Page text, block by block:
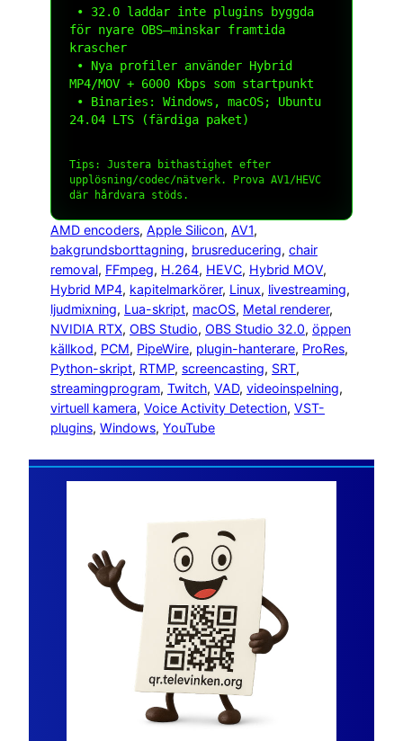
för nyare OBS—minskar framtida
krascher
MP4/MOV + 6000 Kbps som startpunkt
24.04 LTS (färdiga paket)
Tips: Justera bithastighet efter
upplösning/codec/nätverk. Prova AV1/HEVC
där hårdvara stöds.
AMD encoders, Apple Silicon, AV1
bakgrundsborttagning, brusreducering, chair
removal, FFmpeg, H.264, HEVC, Hybrid MOV
Hybrid MP4, kapitelmarkörer, Linux, livestreaming
ljudmixning, Lua-skript, macOS, Metal renderer
NVIDIA RTX, OBS Studio, OBS Studio 32.0, öppen
källkod, PCM, PipeWire, plugin-hanterare, ProRes
Python-skript, RTMP, screencasting, SRT
streamingprogram, Twitch, VAD, videoinspelning
virtuell kamera, Voice Activity Detection, VST-
plugins, Windows, YouTube